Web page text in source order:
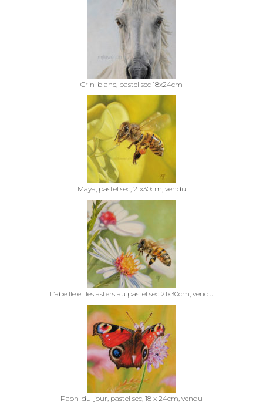
Crin-blanc, pastel sec 18x24cm
Maya, pastel sec, 21x30cm, vendu
L’abeille et les asters au pastel sec 21x30cm, vendu
Paon-du-jour, pastel sec, 18 x 24cm, vendu